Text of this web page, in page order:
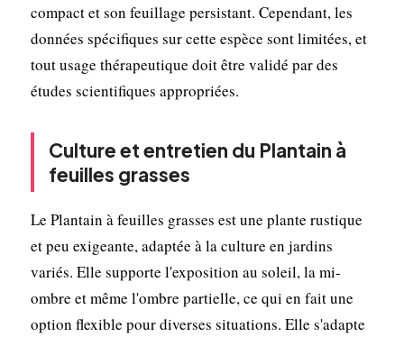
compact et son feuillage persistant. Cependant, les
données spécifiques sur cette espèce sont limitées, et
tout usage thérapeutique doit être validé par des
études scientifiques appropriées.
Culture et entretien du Plantain à
feuilles grasses
Le Plantain à feuilles grasses est une plante rustique
et peu exigeante, adaptée à la culture en jardins
variés. Elle supporte l'exposition au soleil, la mi-
ombre et même l'ombre partielle, ce qui en fait une
option flexible pour diverses situations. Elle s'adapte